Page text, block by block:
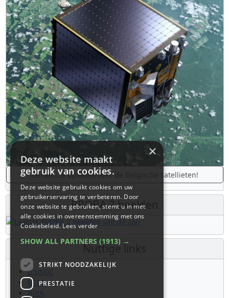
De laatste updates over de Belgische satellieten!
PROBA 2 beelden
Nuttige links
B.USOC
BEOP
BIRA
×
Deze website maakt
gebruik van cookies.
Deze website gebruikt cookies om uw
gebruikerservaring te verbeteren. Door
onze website te gebruiken, stemt u in met
alle cookies in overeenstemming met ons
Cookiebeleid.Lees verder
SHOW ALL PARTNERS (1913) →
STRIKT NOODZAKELIJK
PRESTATIE